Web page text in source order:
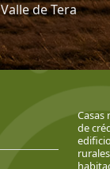
Valle de Tera
Casas
de